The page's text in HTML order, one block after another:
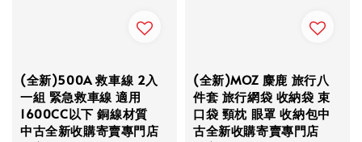
(全新)500A 救車線 2入
一組 緊急救車線 適用
1600CC以下 銅線材質
中古全新收購寄賣專門店
(全新)MOZ 麋鹿 旅行八
件套 旅行網袋 收納袋 束
口袋 頸枕 眼罩 收納包中
古全新收購寄賣專門店